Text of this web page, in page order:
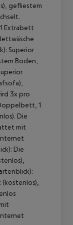
gefliestem
Extrabett
Superior
Boden,
3x pro
1
Die
mit
Die